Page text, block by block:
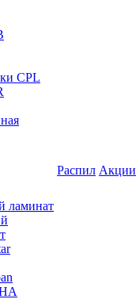
CPL
ламинат
Распил Акции